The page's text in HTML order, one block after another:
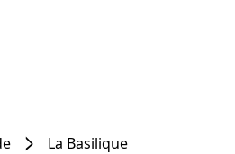
La Basilique